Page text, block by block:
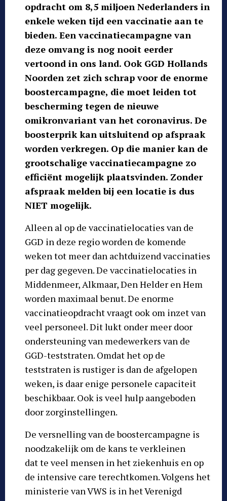
opdracht om 8,5 miljoen Nederlanders in
enkele weken tijd een vaccinatie aan te
bieden. Een vaccinatiecampagne van
deze omvang is nog nooit eerder
vertoond in ons land. Ook GGD Hollands
Noorden zet zich schrap voor de enorme
boostercampagne, die moet leiden tot
bescherming tegen de nieuwe
omikronvariant van het coronavirus. De
boosterprik kan uitsluitend op afspraak
worden verkregen. Op die manier kan de
grootschalige vaccinatiecampagne zo
efficiënt mogelijk plaatsvinden. Zonder
afspraak melden bij een locatie is dus
NIET mogelijk.
Alleen al op de vaccinatielocaties van de
GGD in deze regio worden de komende
weken tot meer dan achtduizend vaccinaties
per dag gegeven. De vaccinatielocaties in
Middenmeer, Alkmaar, Den Helder en Hem
worden maximaal benut. De enorme
vaccinatieopdracht vraagt ook om inzet van
veel personeel. Dit lukt onder meer door
ondersteuning van medewerkers van de
GGD-teststraten. Omdat het op de
teststraten is rustiger is dan de afgelopen
weken, is daar enige personele capaciteit
beschikbaar. Ook is veel hulp aangeboden
door zorginstellingen.
De versnelling van de boostercampagne is
noodzakelijk om de kans te verkleinen
dat te veel mensen in het ziekenhuis en op
de intensive care terechtkomen. Volgens het
ministerie van VWS is in het Verenigd